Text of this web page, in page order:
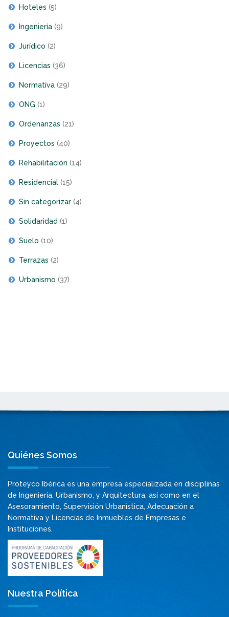
Hoteles (5)
Ingeniería (9)
Jurídico (2)
Licencias (36)
Normativa (29)
ONG (1)
Ordenanzas (21)
Proyectos (40)
Rehabilitación (14)
Residencial (15)
Sin categorizar (4)
Solidaridad (1)
Suelo (10)
Terrazas (2)
Urbanismo (37)
Quiénes Somos
Proteyco Ibérica es una empresa especializada en disciplinas
de Ingeniería, Urbanismo, y Arquitectura, así como en el
Asesoramiento, Supervisión Urbanística, Adecuación a
Normativa y Licencias de Inmuebles de Empresas e
Instituciones.
Nuestra Política